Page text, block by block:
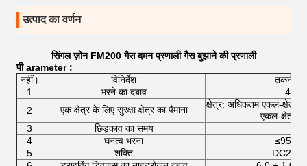
उत्पाद का वर्णन
सिंगल ज़ोन FM200 गैस दमन प्रणाली गैस बुझाने की प्रणाली
पी arameter :
नहीं।
विनिर्देश
तकनीकी
1
भरने का दबाव
2
एक क्षेत्र के लिए सुरक्षा क्षेत्र का पैमाना
क्षेत्र: अधिकतम एकल-क्षेत्र
एकल-क्षेत्र
3
छिड़काव का समय
4
घनत्व भरना
5
शक्ति
DC24V